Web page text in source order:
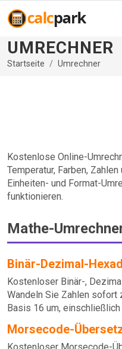
UMRECHNER
Startseite Umrechner
Kostenlose Online-
Temperatur, Farben,
Einheiten- und Format-
funktionieren.
Mathe-
Binär-Dezimal-
Kostenloser Binär-,
Wandeln Sie Zahlen sofort
Basis 16 um,
Morsecode-